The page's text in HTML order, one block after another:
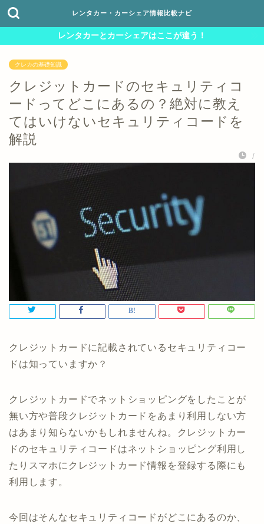
レンタカー・カーシェア情報比較ナビ
レンタカーとカーシェアはここが違う！
クレカの基礎知識
クレジットカードのセキュリティコ
ードってどこにあるの？絶対に教え
てはいけないセキュリティコードを
解説
/
クレジットカードに記載されているセキュリティコー
ドは知っていますか？
クレジットカードでネットショッピングをしたことが
無い方や普段クレジットカードをあまり利用しない方
はあまり知らないかもしれませんね。クレジットカー
ドのセキュリティコードはネットショッピング利用し
たりスマホにクレジットカード情報を登録する際にも
利用します。
今回はそんなセキュリティコードがどこにあるのか、